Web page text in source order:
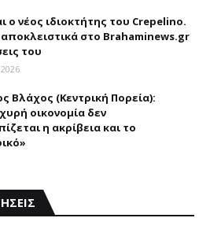
ο νέος ιδιοκτήτης του Crepelino.
στο Brahaminews.gr
του
Βλάχος (Κεντρική Πορεία):
οικονομία δεν
η ακρίβεια και το